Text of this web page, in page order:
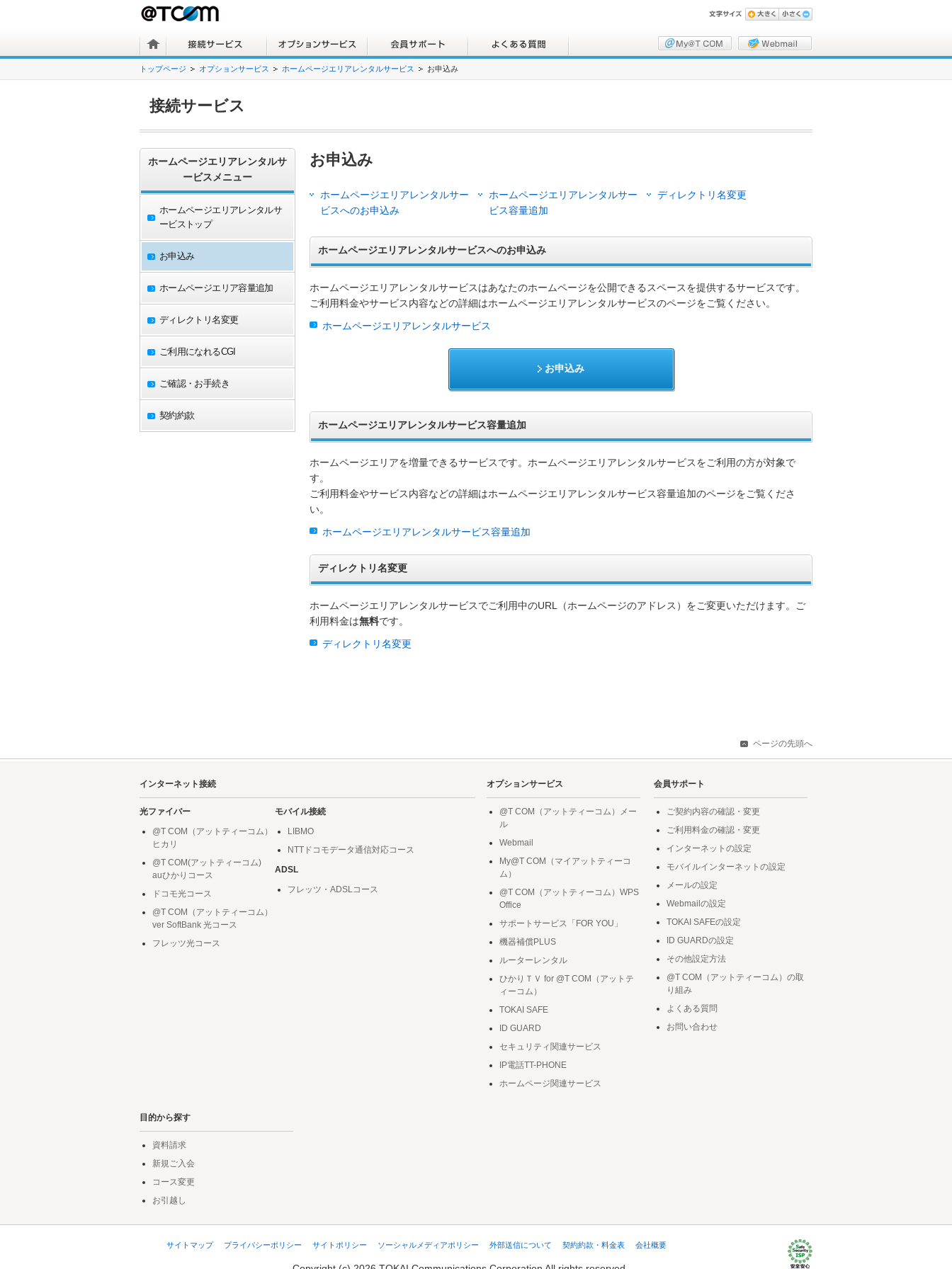
トップページ オプションサービス ホームページエリアレンタルサービス お申込み
接続サービス
ホームページエリアレンタルサ
ービスメニュー
ホームページエリアレンタルサ
ービストップ
お申込み
ホームページエリア容量追加
ディレクトリ名変更
ご利用になれるCGI
ご確認・お手続き
契約約款
お申込み
ホームページエリアレンタルサー
ビスへのお申込み
ホームページエリアレンタルサー
ビス容量追加
ディレクトリ名変更
ホームページエリアレンタルサービスへのお申込み
ホームページエリアレンタルサービスはあなたのホームページを公開できるスペースを提供するサービスです。
ご利用料金やサービス内容などの詳細はホームページエリアレンタルサービスのページをご覧ください。
ホームページエリアレンタルサービス
お申込み
ホームページエリアレンタルサービス容量追加
ホームページエリアを増量できるサービスです。ホームページエリアレンタルサービスをご利用の方が対象で
す。
ご利用料金やサービス内容などの詳細はホームページエリアレンタルサービス容量追加のページをご覧くださ
い。
ホームページエリアレンタルサービス容量追加
ディレクトリ名変更
ホームページエリアレンタルサービスでご利用中のURL（ホームページのアドレス）をご変更いただけます。ご
利用料金は無料です。
ディレクトリ名変更
ページの先頭へ
インターネット接続
光ファイバー
@T COM（アットティーコム）
ヒカリ
@T COM(アットティーコム)
auひかりコース
ドコモ光コース
@T COM（アットティーコム）
ver SoftBank 光コース
フレッツ光コース
モバイル接続
LIBMO
NTTドコモデータ通信対応コース
ADSL
フレッツ・ADSLコース
オプションサービス
@T COM（アットティーコム）メー
ル
Webmail
My@T COM（マイアットティーコ
ム）
@T COM（アットティーコム）WPS
Office
サポートサービス「FOR YOU」
機器補償PLUS
ルーターレンタル
ひかりＴＶ for @T COM（アットテ
ィーコム）
TOKAI SAFE
ID GUARD
セキュリティ関連サービス
IP電話TT-PHONE
ホームページ関連サービス
会員サポート
ご契約内容の確認・変更
ご利用料金の確認・変更
インターネットの設定
モバイルインターネットの設定
メールの設定
Webmailの設定
TOKAI SAFEの設定
ID GUARDの設定
その他設定方法
@T COM（アットティーコム）の取
り組み
よくある質問
お問い合わせ
目的から探す
資料請求
新規ご入会
コース変更
お引越し
サイトマップ プライバシーポリシー サイトポリシー ソーシャルメディアポリシー 外部送信について 契約約款・料金表 会社概要